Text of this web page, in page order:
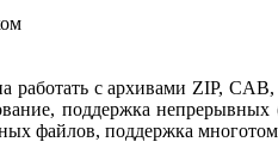
работать с архивами ZIP,
поддержка непрерывных
файлов, поддержка